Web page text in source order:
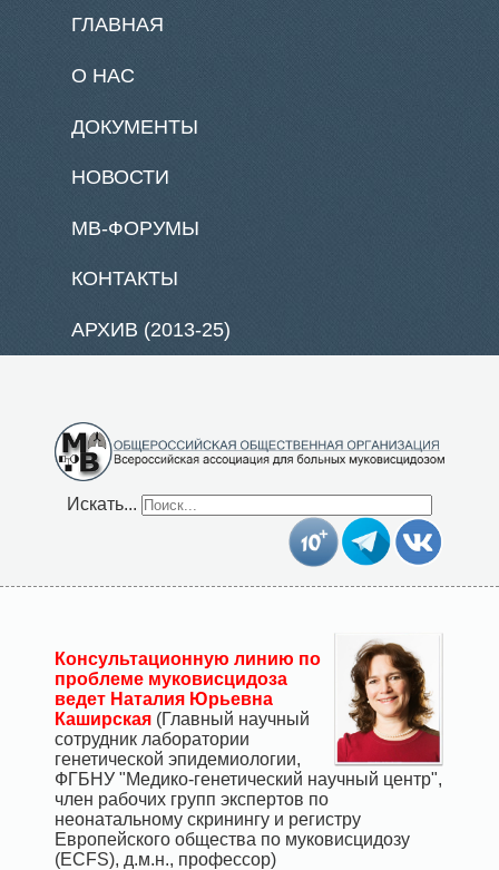
ГЛАВНАЯ
О НАС
ДОКУМЕНТЫ
НОВОСТИ
МВ-ФОРУМЫ
КОНТАКТЫ
АРХИВ (2013-25)
Искать...
Консультационную линию по
проблеме муковисцидоза
ведет Наталия Юрьевна
Каширская (Главный научный
сотрудник лаборатории
генетической эпидемиологии,
ФГБНУ "Медико-генетический научный центр",
член рабочих групп экспертов по
неонатальному скринингу и регистру
Европейского общества по муковисцидозу
(ECFS), д.м.н., профессор)